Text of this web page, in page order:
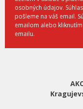
osobných údajov.
pošleme na váš email.
emailom alebo
emailu.